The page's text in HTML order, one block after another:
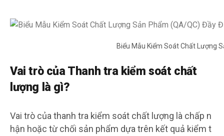
Biểu Mẫu Kiểm Soát Chất Lượng
Vai trò của Thanh tra kiểm soát chất
lượng là gì?
Vai trò của thanh tra kiểm soát chất lượng là chấp n
hận hoặc từ chối sản phẩm dựa trên kết quả kiểm t